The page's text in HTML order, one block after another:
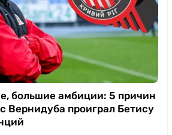
большие амбиции: 5 причин
Вернидуба проиграл Бетису